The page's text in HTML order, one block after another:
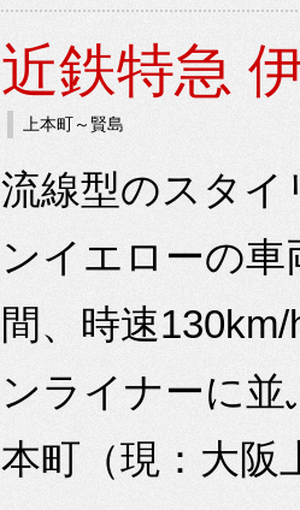
近鉄特急
上本町～賢島
流線型のスタ
ンイエローの
間、時速
ンライナーに
本町（現：大阪